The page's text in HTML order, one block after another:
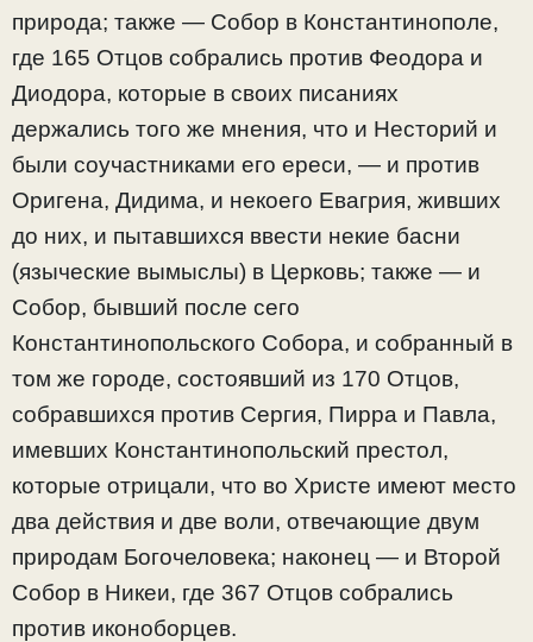
природа; также — Собор в Константинополе,
где 165 Отцов собрались против Феодора и
Диодора, которые в своих писаниях
держались того же мнения, что и Несторий и
были соучастниками его ереси, — и против
Оригена, Дидима, и некоего Евагрия, живших
до них, и пытавшихся ввести некие басни
(языческие вымыслы) в Церковь; также — и
Собор, бывший после сего
Константинопольского Собора, и собранный в
том же городе, состоявший из 170 Отцов,
собравшихся против Сергия, Пирра и Павла,
имевших Константинопольский престол,
которые отрицали, что во Христе имеют место
два действия и две воли, отвечающие двум
природам Богочеловека; наконец — и Второй
Собор в Никеи, где 367 Отцов собрались
против иконоборцев.